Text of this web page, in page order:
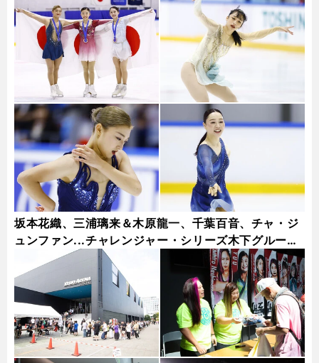
坂本花織、三浦璃来＆木原龍一、千葉百音、チャ・ジ
ュンファン...チャレンジャー・シリーズ木下グループ
杯フォトギャラリー